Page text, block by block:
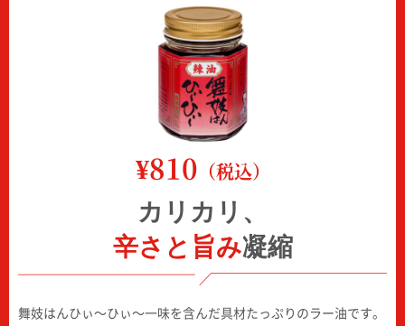
カリカリ、
辛さと旨み凝縮
¥810 （税込）
舞妓はんひぃ～ひぃ～一味を含んだ具材たっぷりのラー油です。